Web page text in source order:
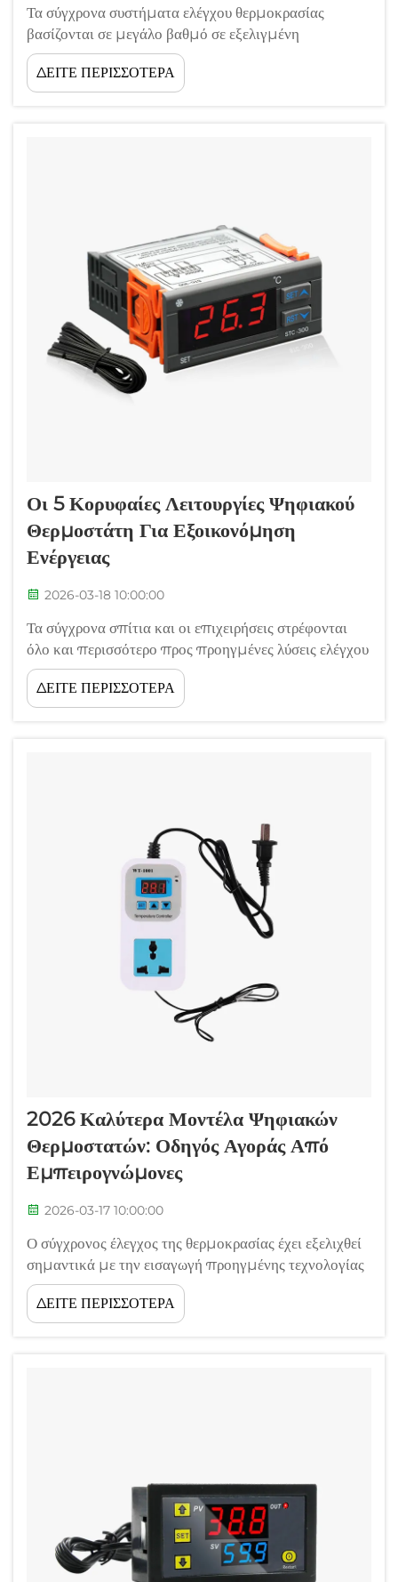
Τα σύγχρονα συστήματα ελέγχου θερμοκρασίας
βασίζονται σε μεγάλο βαθμό σε εξελιγμένη
τεχνολογία ψηφιακών θερμοστατών για να διατηρούν
ακριβείς συνθήκες περιβάλλοντος σε διάφορες
εφαρμογές. Είτε διαχειρίζεστε εμπορικές μονάδες
ΔΕΙΤΕ ΠΕΡΙΣΣΟΤΕΡΑ
Οι 5 Κορυφαίες Λειτουργίες Ψηφιακού
Θερμοστάτη Για Εξοικονόμηση
Ενέργειας
2026-03-18 10:00:00
Τα σύγχρονα σπίτια και οι επιχειρήσεις στρέφονται
όλο και περισσότερο προς προηγμένες λύσεις ελέγχου
της θερμοκρασίας, προκειμένου να μειωθεί η
κατανάλωση ενέργειας και να βελτιστοποιηθούν τα
επίπεδα άνεσης. Ένας ψηφιακός θερμοστάτης
ΔΕΙΤΕ ΠΕΡΙΣΣΟΤΕΡΑ
2026 Καλύτερα Μοντέλα Ψηφιακών
Θερμοστατών: Οδηγός Αγοράς Από
Εμπειρογνώμονες
2026-03-17 10:00:00
Ο σύγχρονος έλεγχος της θερμοκρασίας έχει εξελιχθεί
σημαντικά με την εισαγωγή προηγμένης τεχνολογίας
ψηφιακών θερμοστατών. Αυτές οι σοφιστικαρισμένες
συσκευές έχουν μεταμορφώσει τον τρόπο με τον
οποίο οι κατοικίες και τα εμπορικά κτίρια
ΔΕΙΤΕ ΠΕΡΙΣΣΟΤΕΡΑ